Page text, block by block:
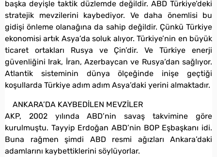
başka deyişle taktik düzlemde değildir. ABD Türkiye’deki
stratejik mevzilerini kaybediyor. Ve daha önemlisi bu
gidişi önleme olanağına da sahip değildir. Çünkü Türkiye
ekonomisi artık Asya’da soluk alıyor. Türkiye’nin en büyük
ticaret ortakları Rusya ve Çin’dir. Ve Türkiye enerji
güvenliğini Irak, İran, Azerbaycan ve Rusya’dan sağlıyor.
Atlantik sisteminin dünya ölçeğinde inişe geçtiği
koşullarda Türkiye adım adım Asya’daki yerini almaktadır.
ANKARA’DA KAYBEDİLEN MEVZİLER
AKP, 2002 yılında ABD’nin savaş takvimine göre
kurulmuştu. Tayyip Erdoğan ABD’nin BOP Eşbaşkanı idi.
Buna rağmen şimdi ABD resmi ağızları Ankara’daki
adamlarını kaybettiklerini söylüyorlar.